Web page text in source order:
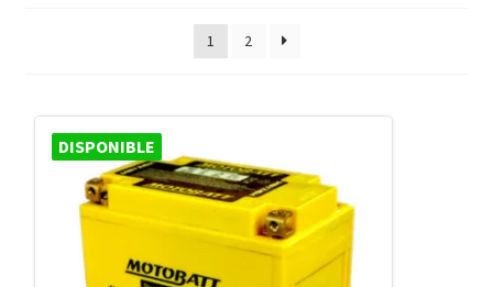
1 2
DISPONIBLE